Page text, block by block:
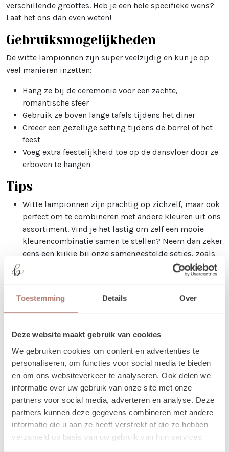
Toestemming Details Over
Deze website maakt gebruik van cookies
We gebruiken cookies om content en advertenties te
personaliseren, om functies voor social media te bieden
en om ons websiteverkeer te analyseren. Ook delen we
informatie over uw gebruik van onze site met onze
partners voor social media, adverteren en analyse. Deze
partners kunnen deze gegevens combineren met andere
informatie die u aan ze heeft verstrekt of die ze hebben
verzameld op basis van uw gebruik van hun services.
verschillende groottes. Heb je een hele specifieke wens?
Laat het ons dan even weten!
Gebruiksmogelijkheden
De witte lampionnen zijn super veelzijdig en kun je op
veel manieren inzetten:
Hang ze bij de ceremonie voor een zachte,
romantische sfeer
Gebruik ze boven lange tafels tijdens het diner
Creëer een gezellige setting tijdens de borrel of het
feest
Voeg extra feestelijkheid toe op de dansvloer door ze
erboven te hangen
Tips
Witte lampionnen zijn prachtig op zichzelf, maar ook
perfect om te combineren met andere kleuren uit ons
assortiment. Vind je het lastig om zelf een mooie
kleurencombinatie samen te stellen? Neem dan zeker
eens een kijkje bij onze samengestelde setjes, zoals
lampionnenset met perzik en gouden
. Ideaal voor wat extra inspiratie.
trosjes of groepjes. Dat geeft net wat meer body en
zorgt voor een speels effect. Door verschillende
een dynamisch en feestelijk geheel.
Voor extra afwisseling combineer je de witte
lampionnen met onzevlaggenlijnen,lichtsnoerenof
discoballen. Een simpele toevoeging met groots
effect.
Wij hangen onze lampionnen zelf altijd op met
lampionhaakjes, maar touw kan natuurlijk ook. Let er
wel op dat het bevestigingsmateriaal na afloop weer
wordt verwijderd wanneer je de lampionnen retour